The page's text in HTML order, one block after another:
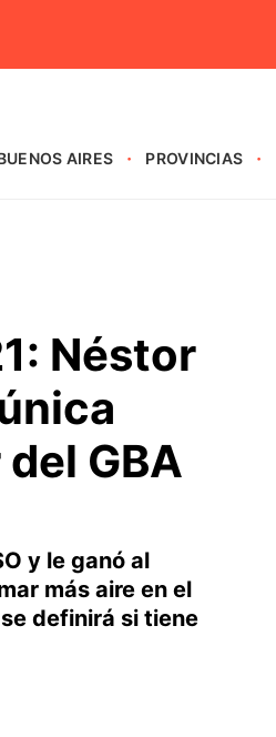
AIRES PROVINCIAS
Néstor
GBA
y le ganó al
más aire en el
definirá si tiene